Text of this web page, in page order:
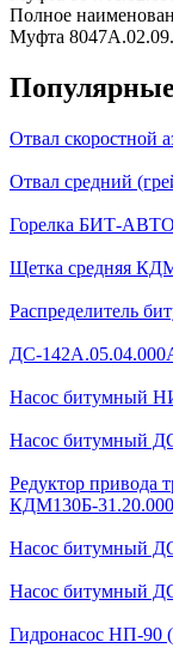
Полное
Муфта
Отвал скоростной
Отвал средний
Горелка БИТ-
Щетка средняя
Распределитель
ДС-
Насос битумный
Насос битумный
Редуктор привода
КДМ130Б-
Насос битумный
Насос битумный
Гидронасос НП-90